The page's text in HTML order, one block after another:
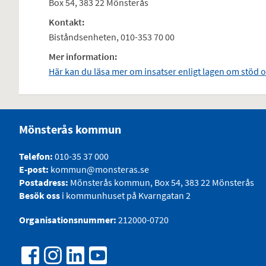
Box 54, 383 22 Mönsterås
Kontakt:
Biståndsenheten, 010-353 70 00
Mer information:
Här kan du läsa mer om insatser enligt lagen om stöd
Mönsterås kommun
Telefon: 010-35 37 000
E-post: kommun@monsteras.se
Postadress: Mönsterås kommun, Box 54, 383 22 Mönsterås
Besök oss i kommunhuset på Kvarngatan 2
Organisationsnummer: 212000-0720